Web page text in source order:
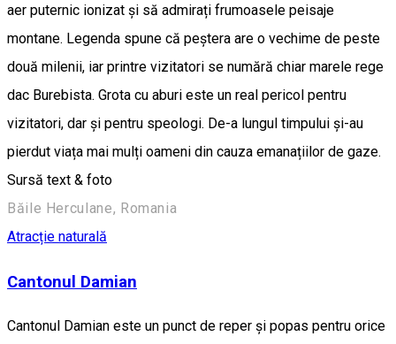
aer puternic ionizat și să admirați frumoasele peisaje
montane. Legenda spune că peștera are o vechime de peste
două milenii, iar printre vizitatori se numără chiar marele rege
dac Burebista. Grota cu aburi este un real pericol pentru
vizitatori, dar și pentru speologi. De-a lungul timpului și-au
pierdut viața mai mulți oameni din cauza emanațiilor de gaze.
Sursă text & foto
Băile Herculane, Romania
Atracție naturală
Cantonul Damian
Cantonul Damian este un punct de reper şi popas pentru orice